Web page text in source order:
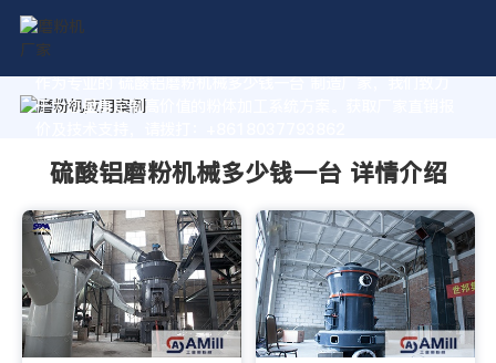
作为专业的 硫酸铝磨粉机械多少钱一台 制造厂家，我们致力
于为您量身定制高价值的粉体加工系统方案。获取厂家直销报
硫酸铝磨粉机械多少钱一台 详情介绍